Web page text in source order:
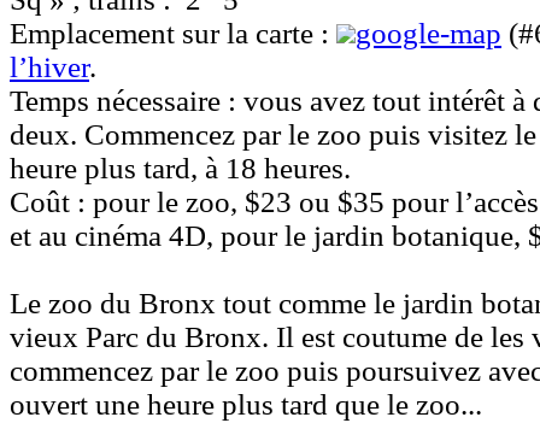
Emplacement sur la carte :
google-map
l’hiver.
Temps nécessaire : vous avez tout intérêt
deux. Commencez par le zoo puis visitez
heure plus tard, à 18 heures.
Coût : pour le zoo, $23 ou $35 pour
et au cinéma 4D, pour le jardin botanique,
Le zoo du Bronx tout comme le jardin
vieux Parc du Bronx. Il est coutume de les
commencez par le zoo puis poursuivez
ouvert une heure plus tard que le zoo...